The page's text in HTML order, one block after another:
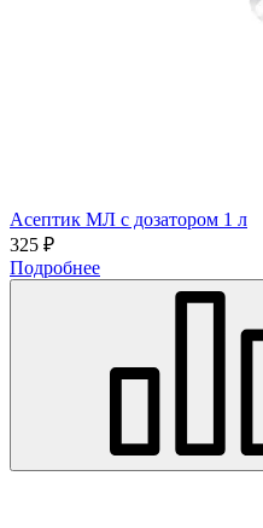
Асептик МЛ с дозатором 1 л
325 ₽
Подробнее